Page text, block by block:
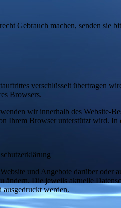
Gebrauch machen, senden sie
verschlüsselt übertragen
Browsers.
wir innerhalb des Website-
Ihrem Browser unterstützt wird.
und Angebote darüber oder
ändern. Die jeweils aktuelle
ausgedruckt werden.